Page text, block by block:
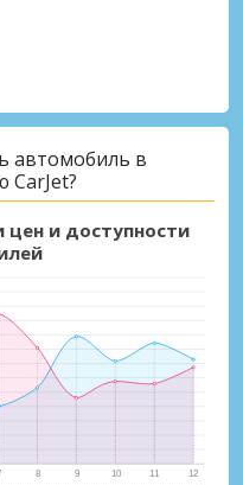
автомобиль в
и доступности